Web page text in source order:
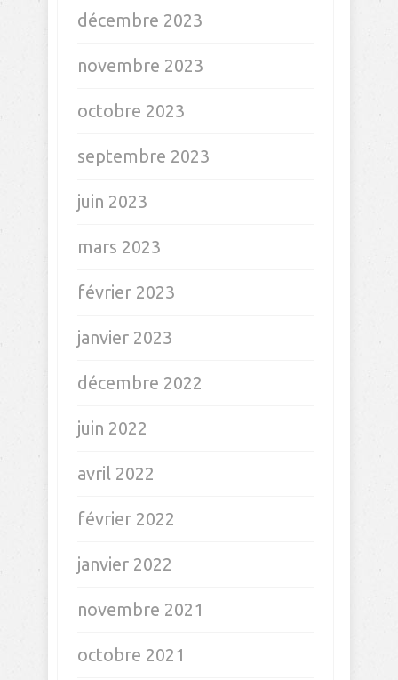
décembre 2023
novembre 2023
octobre 2023
septembre 2023
juin 2023
mars 2023
février 2023
janvier 2023
décembre 2022
juin 2022
avril 2022
février 2022
janvier 2022
novembre 2021
octobre 2021